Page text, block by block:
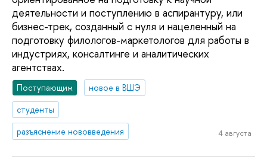
деятельности и поступлению в аспирантуру, или
бизнес-трек, созданный с нуля и нацеленный на
подготовку филологов-маркетологов для работы в
индустриях, консалтинге и аналитических
агентствах.
Поступающим
новое в ВШЭ
студенты
разъяснение нововведения
4 августа